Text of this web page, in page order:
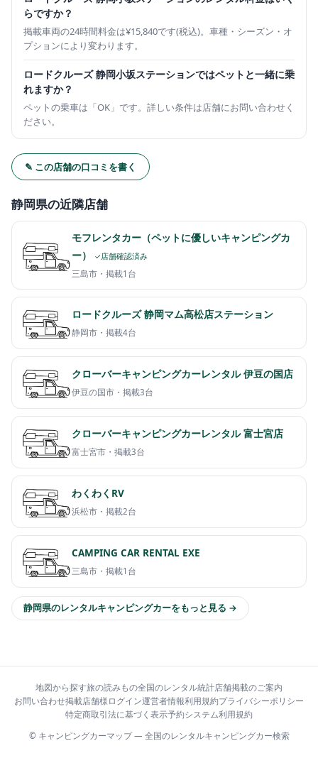
らですか？
掲載車両の24時間料金は¥15,840です(税込)。車種・シーズン・オ
プションにより変わります。
ロードクルーズ 静岡小坂ステーションではペットと一緒に乗
れますか？
ペットの乗車は「OK」です。詳しい条件は店舗にお問い合わせく
ださい。
✎ この店舗の口コミを書く
静岡県の近隣店舗
モフレンタカー（ペットに優しいキャンピングカ
ー）
✓店舗確認済み
三島市・ 掲載1台
ロードクルーズ 静岡マム高松店ステーション
静岡市・ 掲載4台
クローバーキャンピングカーレンタル 伊豆の国店
伊豆の国市・ 掲載3台
クローバーキャンピングカーレンタル 富士宮店
富士宮市・ 掲載3台
わくわくRV
浜松市・ 掲載2台
CAMPING CAR RENTAL EXE
三島市・ 掲載1台
静岡県のレンタルキャンピングカーをもっと見る →
地図から探す旅の読みもの全国のレンタル統計店舗掲載のご案内
お問い合わせ掲載店舗様ログイン運営者情報利用規約プライバシーポリシー
特定商取引法に基づく表示予約システム利用規約
© キャンピングカーマップ — 全国のレンタルキャンピングカー検索